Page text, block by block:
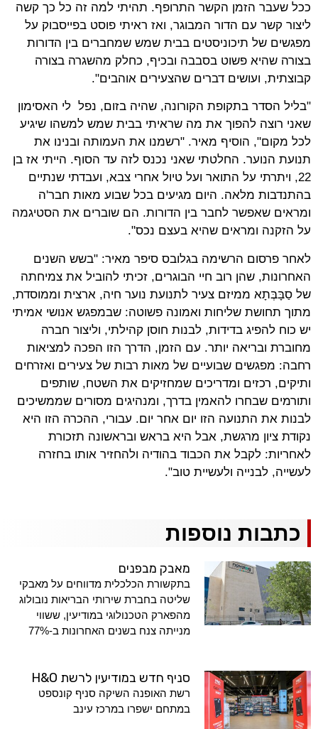
ככל שעבר הזמן הקשר התרופף. תהיתי למה זה כל כך קשה
ליצור קשר עם הדור המבוגר, ואז ראיתי פוסט בפייסבוק על
מפגשים של תיכוניסטים בבית שמש שמחברים בין הדורות
בצורה שהיא פשוט בסבבה ובכיף, כחלק מהשגרה בצורה
קבוצתית, ועושים דברים שהצעירים אוהבים".
"בליל הסדר בתקופת הקורונה, שהיה בזום, נפל לי האסימון
שאני רוצה להפוך את מה שראיתי בבית שמש למשהו שיגיע
לכל מקום", הוסיף מאיר. "רשמנו את העמותה ובנינו את
תנועת הנוער. החלטתי שאני נכנס לזה עד הסוף. הייתי אז בן
22, ויתרתי על התואר ועל טיול אחרי צבא, ועבדתי שנתיים
בהתנדבות מלאה. היום מגיעים בכל שבוע מאות חבר'ה
ומראים שאפשר לחבר בין הדורות. הם שוברים את הסטיגמה
על הזקנה ומראים שהיא בעצם נכס".
לאחר פרסום הרשימה בגלובס סיפר מאיר: "בשש השנים
האחרונות, שהן רוב חיי הבוגרים, זכיתי להוביל את צמיחתה
של סַבָּבְּתָא ממיזם צעיר לתנועת נוער חיה, ארצית וממוסדת,
מתוך תחושת שליחות ואמונה פשוטה: שבמפגש אנושי אמיתי
יש כוח להפיג בדידות, לבנות חוסן קהילתי, וליצור חברה
מחוברת ובריאה יותר. עם הזמן, הדרך הזו הפכה למציאות
רחבה: מפגשים שבועיים של מאות רבות של צעירים ואזרחים
ותיקים, רכזים ומדריכים שמחזיקים את השטח, שותפים
ותורמים שבחרו להאמין בדרך, ומנהיגים מסורים שממשיכים
לבנות את התנועה הזו יום אחר יום. עבורי, ההכרה הזו היא
נקודת ציון מרגשת, אבל היא בראש ובראשונה תזכורת
לאחריות: לקבל את הכבוד בהודיה ולהחזיר אותו בחזרה
לעשייה, לבנייה ולעשיית טוב".
כתבות נוספות
מאבק מבפנים
בתקשורת הכלכלית מדווחים על מאבקי
שליטה בחברת שירותי הבריאות נובולוג
מהפארק הטכנולוגי במודיעין, ששווי
מנייתה צנח בשנים האחרונות ב-77%
סניף חדש במודיעין לרשת H&O
רשת האופנה השיקה סניף קונספט
במתחם ישפרו במרכז עינב